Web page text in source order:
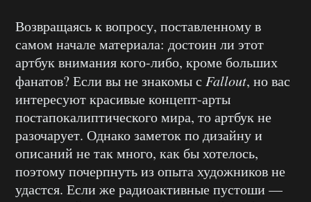
Возвращаясь к вопросу, поставленному в
самом начале материала: достоин ли этот
артбук внимания кого-либо, кроме больших
фанатов? Если вы не знакомы с Fallout, но вас
интересуют красивые концепт-арты
постапокалиптического мира, то артбук не
разочарует. Однако заметок по дизайну и
описаний не так много, как бы хотелось,
поэтому почерпнуть из опыта художников не
удастся. Если же радиоактивные пустоши —